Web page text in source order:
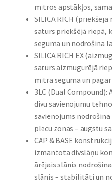
mitros apstākļos,
SILICA RICH
saturs priekšējā riepā,
seguma un nodrošina
SILICA RICH EX
saturs aizmugurējā
mitra seguma un
3LC (Dual
divu savienojumu
savienojums
plecu zonas – augstu
CAP & BASE
izmantota divslāņu
ārējais slānis
slānis – stabilitāti un